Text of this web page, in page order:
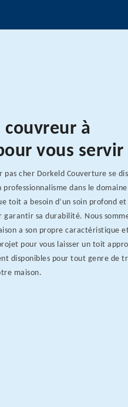
à
vous servir
cher Dorkeld Couverture se
dans le domaine
toit a besoin d’un soin profond et
sa durabilité. Nous
a son propre caractéristique
pour vous laisser un toit
disponibles pour tout genre de
maison.